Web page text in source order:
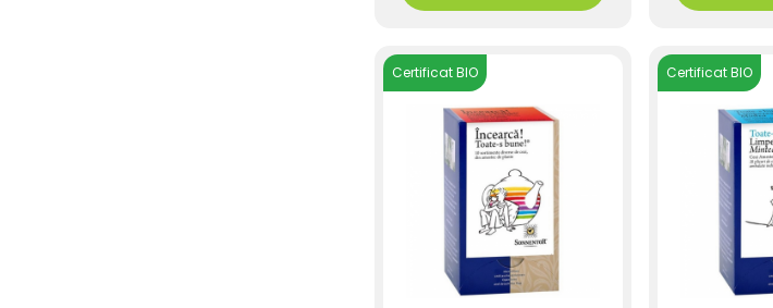
Certificat BIO Certificat BIO